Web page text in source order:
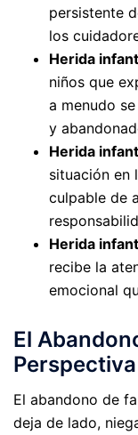
persistente
los
Herida
niños que
a menudo
y
Herida
situación en
culpable de
Herida
recibe la
emocional
El
El abandono de
deja de lado,